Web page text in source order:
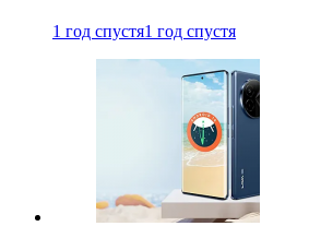
1 год спустя1 год спустя